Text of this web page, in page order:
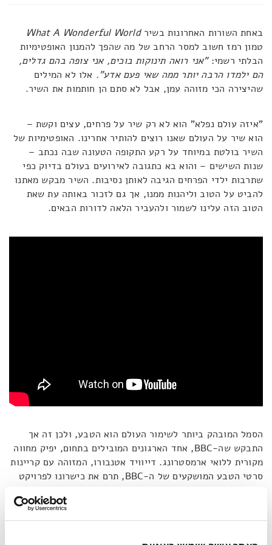
באחת השורות האחרונות בשירWhat A Wonderful World
טמון רמז חשוב למסר הרחב של מה שהפך להמנון האופטימיות
הבלתי רשמי:"אני רואה תינוקות בוכים, אני צופה בהם גדלים,
הם ילמדו הרבה יותר ממה שאי פעם אדע". אלו לא המילים
שהיצירה הכי מזוהה עמן, אבל לא סתם הן חותמות את השיר.
"איזה עולם נפלא" הוא לא רק שיר על פרחים, עצים וקשת –
הוא שיר על העולם שאנו רוצים להותיר אחרינו. האופטימיות של
השיר בולטת במיוחד על רקע התקופה הטעונה שבה נכתב –
שנות השישים – והוא בא כתגובה לאירועים בעולם בדיוק כפי
שתרבות ילדי הפרחים הגיבה לאותן נסיבות. השיר מבקש מאתנו
להביט על הטוב וליהנות ממנו, אך גם לזכור באותה עת שאת
הטוב הזה עלינו לשמור ולהעביר הלאה לדורות הבאים.
הסמל המובהק ביותר לשימור העולם הוא הטבע, ולכן זה אך
התבקש שה-BBC, אחד הארגונים המובילים בתחום, יפיק מחווה
מקורית ללואי ארמסטרונג. דייוויד אטנבורו, המזוהה עם קריינות
סרטי הטבע המושקעים של ה-BBC, תרם את כישרונו לפרויקט
השיר כשברקע מתחלפים צילומי טבע התואמים את המסרים,
משל היה מקריין סרט תעודה.